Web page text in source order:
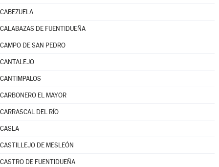
CABEZUELA
CALABAZAS DE FUENTIDUEÑA
CAMPO DE SAN PEDRO
CANTALEJO
CANTIMPALOS
CARBONERO EL MAYOR
CARRASCAL DEL RÍO
CASLA
CASTILLEJO DE MESLEÓN
CASTRO DE FUENTIDUEÑA